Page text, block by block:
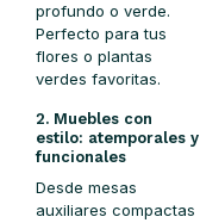
profundo o verde.
Perfecto para tus
flores o plantas
verdes favoritas.
2. Muebles con
estilo: atemporales y
funcionales
Desde mesas
auxiliares compactas